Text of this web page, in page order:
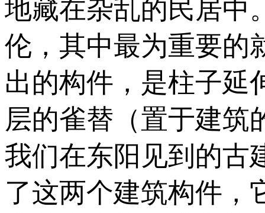
地藏在杂乱的民居中
伦，其中最为重要的
出的构件，是柱子延
层的雀替（置于建筑
我们在东阳见到的古
了这两个建筑构件，